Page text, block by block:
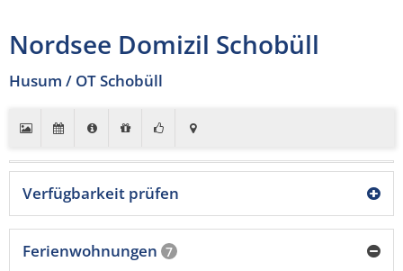
Nordsee Domizil Schobüll
Husum / OT Schobüll
Verfügbarkeit prüfen
Ferienwohnungen 7